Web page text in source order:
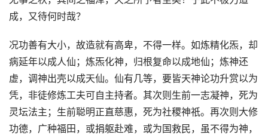
成，又待何时哉？
况功善有大小，故造就有高卑，不得一样。如炼精化炁，却
病延年以成人仙；炼炁化神，归根复命以成地仙；炼神还
虚，调神出壳以成天仙。仙有几等，要皆天神论功升赏以为
凭，非徒修炼工夫可自主持者。其次则生前一志凝神，死为
灵坛法主；生前聪明正直慈惠，死为社稷神祇。再次则大修
功德，广种福田，或捐躯赴难，或为国救民，虽不得为神，